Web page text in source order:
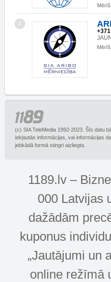
2
(c) SIA TeleMedia 1992-2023. Šīs datu
iekļautās informācijas, vai informācijas
jebkādā formā stingri aizliegta.
1189.lv –
000 Latvijas
dažādām
kuponus
„Jautājumi un
online režīmā